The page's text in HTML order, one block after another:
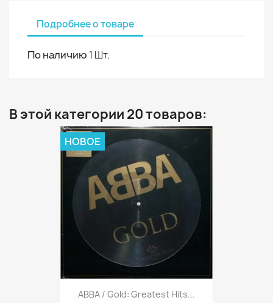
Подробнее о товаре
По наличию 1 Шт.
В этой категории 20 товаров:
ABBA / Gold: Greatest Hits...
НОВОЕ